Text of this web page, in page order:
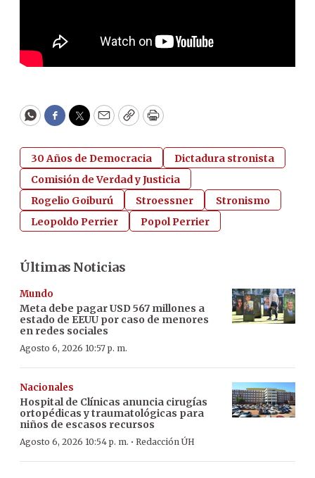
WhatsApp
Facebook
Twitter
EmailCopyPrint
30 Años de Democracia
Dictadura stronista
Comisión de Verdad y Justicia
Rogelio Goiburú
Stroessner
Stronismo
Leopoldo Perrier
Popol Perrier
Últimas Noticias
Mundo
Meta debe pagar USD 567 millones a
estado de EEUU por caso de menores
en redes sociales
Agosto 6, 2026 10:57 p. m.
Nacionales
Hospital de Clínicas anuncia cirugías
ortopédicas y traumatológicas para
niños de escasos recursos
Agosto 6, 2026 10:54 p. m. · Redacción ÚH